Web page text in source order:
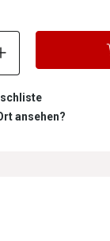
Produkt Anzahl:
ansehen?